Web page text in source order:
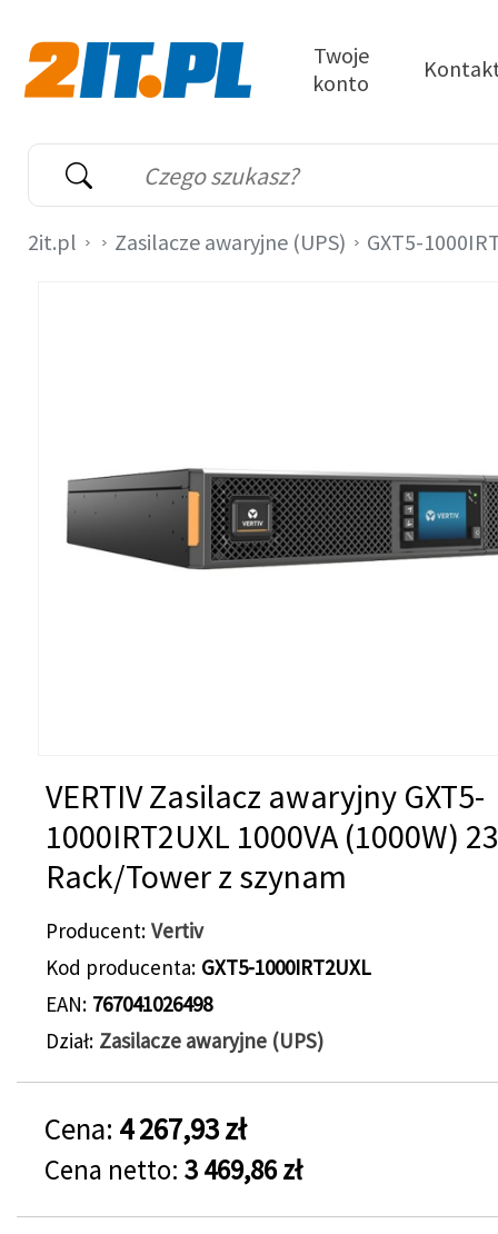
Wyszukiwarka
Słowo kluczowe
Twoje
konto
2it.pl Zasilacze awaryjne (UPS) GXT5-
VERTIV Zasilacz awaryjny GXT5-
1000IRT2UXL 1000VA (1000W)
Rack/Tower z szynam
Producent Vertiv
Kod producenta GXT5-1000IRT2UXL
EAN 767041026498
Dział Zasilacze awaryjne (UPS)
Cena: 4 267,93 zł
Cena netto: 3 469,86 zł